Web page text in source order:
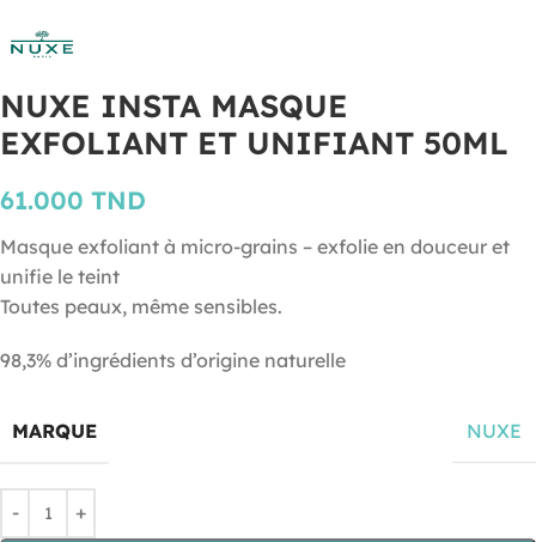
NUXE INSTA MASQUE
EXFOLIANT ET UNIFIANT 50ML
61.000 TND
Masque exfoliant à micro-grains – exfolie en douceur et
unifie le teint
Toutes peaux, même sensibles.
98,3% d’ingrédients d’origine naturelle
MARQUE NUXE